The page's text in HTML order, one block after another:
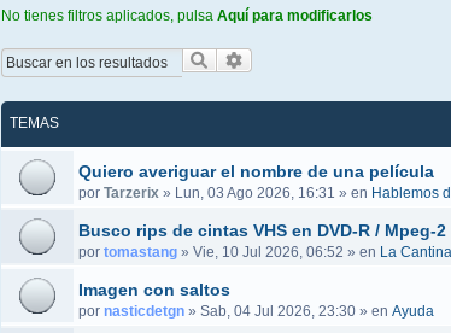
No tienes filtros aplicados, pulsa Aquí para modificarlos
Buscar
TEMAS
Quiero averiguar el nombre de una película
por Tarzerix» Lun, 03 Ago 2026, 16:31 » en Hablemos
Busco rips de cintas VHS en DVD-R / Mpeg-2
por tomastang» Vie, 10 Jul 2026, 06:52 » en La Cantina
Imagen con saltos
por nasticdetgn» Sab, 04 Jul 2026, 23:30» en Ayuda